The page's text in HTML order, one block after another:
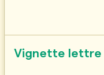
Vignette lettre